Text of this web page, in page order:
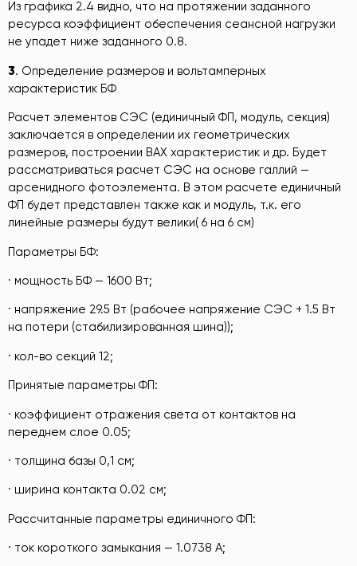
Из графика 2.4 видно, что на протяжении заданного
ресурса коэффициент обеспечения сеансной нагрузки
не упадет ниже заданного 0.8.
3. Определение размеров и вольтамперных
характеристик БФ
Расчет элементов СЭС (единичный ФП, модуль, секция)
заключается в определении их геометрических
размеров, построении ВАХ характеристик и др. Будет
рассматриваться расчет СЭС на основе галлий —
арсенидного фотоэлемента. В этом расчете единичный
ФП будет представлен также как и модуль, т.к. его
линейные размеры будут велики( 6 на 6 см)
Параметры БФ:
· мощность БФ — 1600 Вт;
· напряжение 29.5 Вт (рабочее напряжение СЭС + 1.5 Вт
на потери (стабилизированная шина));
· кол-во секций 12;
Принятые параметры ФП:
· коэффициент отражения света от контактов на
переднем слое 0.05;
· толщина базы 0,1 см;
· ширина контакта 0.02 см;
Рассчитанные параметры единичного ФП:
· ток короткого замыкания — 1.0738 А;